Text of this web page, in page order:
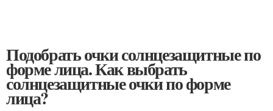
Подобрать очки солнцезащитные по
форме лица. Как выбрать
солнцезащитные очки по форме
лица?